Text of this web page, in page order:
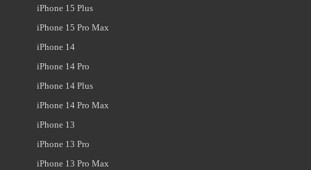
iPhone 15 Plus
iPhone 15 Pro Max
iPhone 14
iPhone 14 Pro
iPhone 14 Plus
iPhone 14 Pro Max
iPhone 13
iPhone 13 Pro
iPhone 13 Pro Max